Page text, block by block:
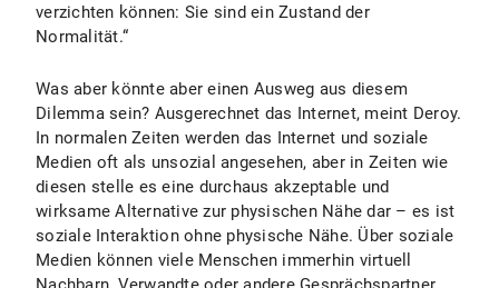
verzichten können: Sie sind ein Zustand der
Normalität.“
Was aber könnte aber einen Ausweg aus diesem
Dilemma sein? Ausgerechnet das Internet, meint Deroy.
In normalen Zeiten werden das Internet und soziale
Medien oft als unsozial angesehen, aber in Zeiten wie
diesen stelle es eine durchaus akzeptable und
wirksame Alternative zur physischen Nähe dar – es ist
soziale Interaktion ohne physische Nähe. Über soziale
Medien können viele Menschen immerhin virtuell